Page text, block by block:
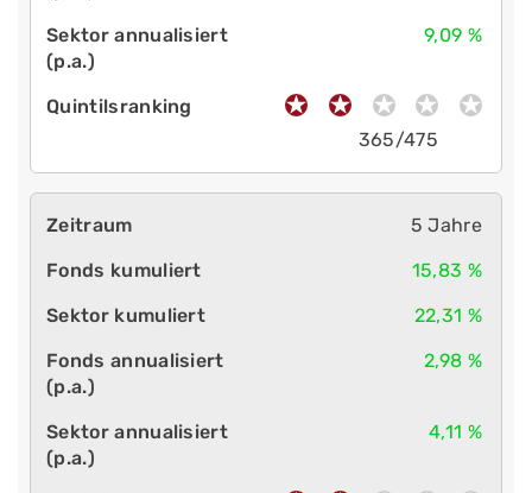
9,09 %
365/475
5 Jahre
15,83 %
22,31 %
2,98 %
4,11 %